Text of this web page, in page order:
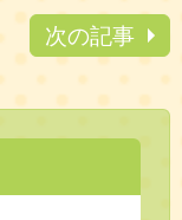
次の記事